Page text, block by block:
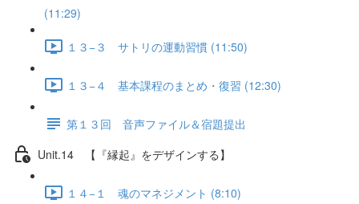
(11:29)
１３−３ サトリの運動習慣 (11:50)
１３−４ 基本課程のまとめ・復習 (12:30)
第１３回 音声ファイル＆宿題提出
Unit.14 【『縁起』をデザインする】
１４−１ 魂のマネジメント (8:10)